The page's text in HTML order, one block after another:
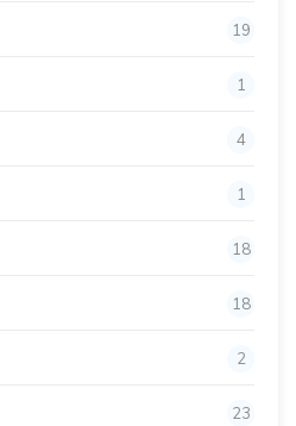
19
1
4
1
18
18
2
23